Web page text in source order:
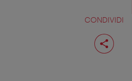
CONDIVIDI
Condividi
pagina